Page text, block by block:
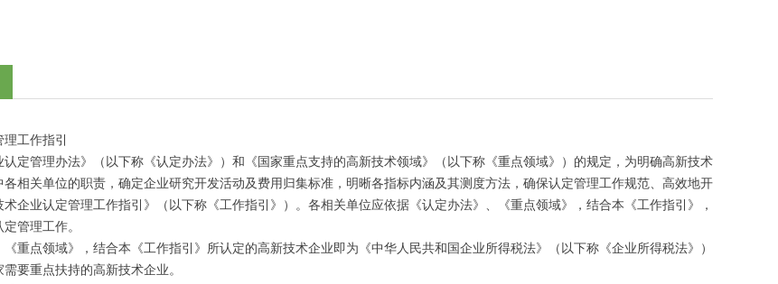
工作指引
定管理办法》（以下称《认定办法》）和《国家重点支持的高新技术领域》（以下称《重点领域》）的规定，为明确高新技术
相关单位的职责，确定企业研究开发活动及费用归集标准，明晰各指标内涵及其测度方法，确保认定管理工作规范、高效地开
企业认定管理工作指引》（以下称《工作指引》）。各相关单位应依据《认定办法》、《重点领域》，结合本《工作指引》，
管理工作。
重点领域》，结合本《工作指引》所认定的高新技术企业即为《中华人民共和国企业所得税法》（以下称《企业所得税法》）
要重点扶持的高新技术企业。